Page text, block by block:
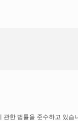
관한 법률을 준수하고 있습